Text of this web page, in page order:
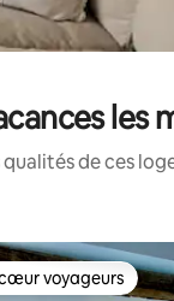
les
de ces
voyageurs
voyageurs